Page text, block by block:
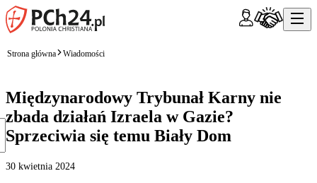
Strona główna Wiadomości
Międzynarodowy Trybunał Karny nie
zbada działań Izraela w Gazie?
Sprzeciwia się temu Biały Dom
30 kwietnia 2024